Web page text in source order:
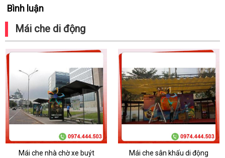
Bình luận
Mái che di động
Mái che nhà chờ xe buýt Mái che sân khấu di động